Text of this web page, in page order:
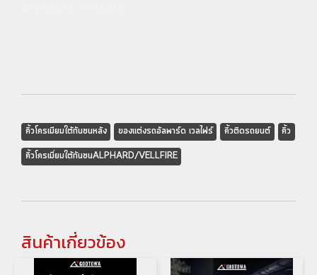
คิ้วโครเมียมใต้กันชนหลัง ของแต่งรถอัลพาร์ด เวลไฟร์ คิ้วติดรถยนต์
คิ้ว
คิ้วโครเมี่ยมใต้กันชนALPHARD/VELLFIRE
สินค้าเกี่ยวข้อง